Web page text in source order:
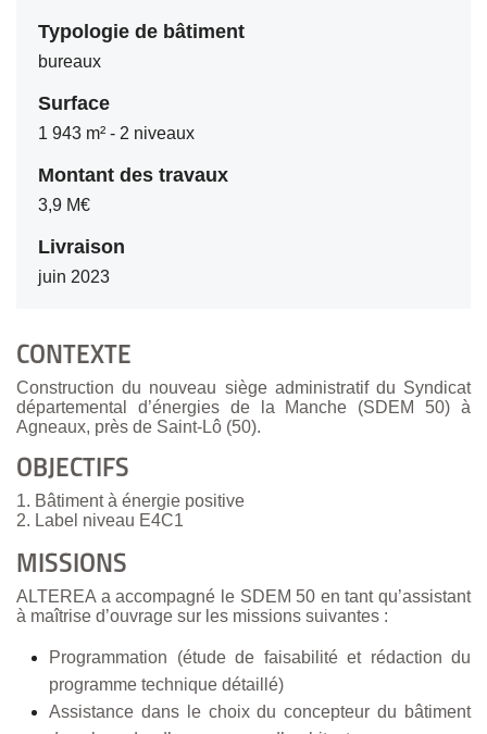
Typologie de bâtiment
bureaux
Surface
1 943 m² - 2 niveaux
Montant des travaux
3,9 M€
Livraison
juin 2023
CONTEXTE
Construction du nouveau siège administratif du Syndicat
départemental d’énergies de la Manche (SDEM 50) à
Agneaux, près de Saint-Lô (50).
OBJECTIFS
1. Bâtiment à énergie positive
2. Label niveau E4C1
MISSIONS
ALTEREA a accompagné le SDEM 50 en tant qu’assistant
à maîtrise d’ouvrage sur les missions suivantes :
Programmation (étude de faisabilité et rédaction du
programme technique détaillé)
Assistance dans le choix du concepteur du bâtiment